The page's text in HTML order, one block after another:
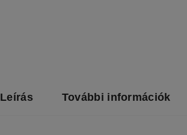
Leírás További információk